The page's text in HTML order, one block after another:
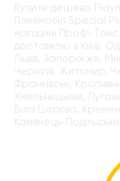
Купити дешево
Плеймобіл Special
магазині Профі-
доставкою в Київ,
Львів, Запоріжжя,
Чернігів, Житомир,
Франківськ,
Хмельницький,
Біла Церква,
Камянець-